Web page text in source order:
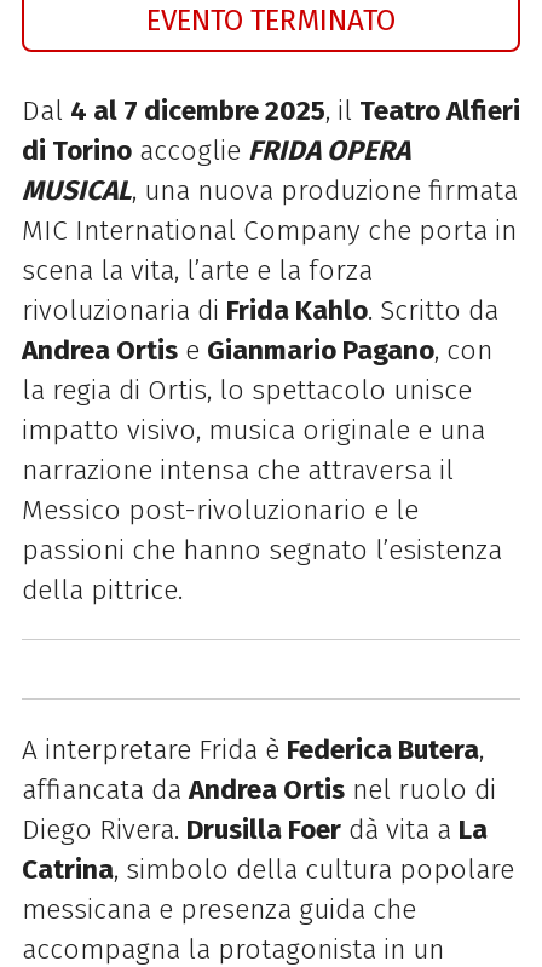
EVENTO TERMINATO
Dal 4 al 7 dicembre 2025, il Teatro Alfieri
di Torinoaccoglie FRIDA OPERA
MUSICAL, una nuova produzione firmata
MIC International Company che porta in
scena la vita, l’arte e la forza
rivoluzionaria di Frida Kahlo. Scritto da
Andrea Ortise Gianmario Pagano, con
la regia di Ortis, lo spettacolo unisce
impatto visivo, musica originale e una
narrazione intensa che attraversa il
Messico post-rivoluzionario e le
passioni che hanno segnato l’esistenza
della pittrice.
A interpretare Frida è Federica Butera,
affiancata daAndrea Ortisnel ruolo di
Diego Rivera. Drusilla Foerdà vita a La
Catrina, simbolo della cultura popolare
messicana e presenza guida che
accompagna la protagonista in un